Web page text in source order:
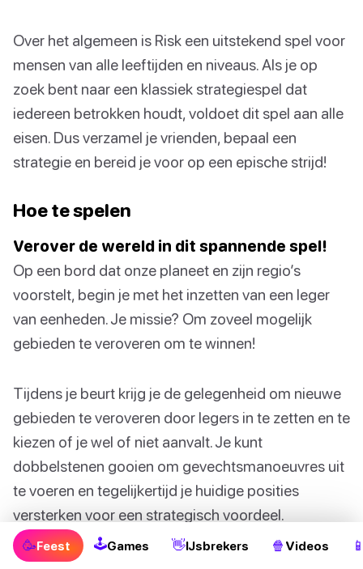
Over het algemeen is Risk een uitstekend spel voor
mensen van alle leeftijden en niveaus. Als je op
zoek bent naar een klassiek strategiespel dat
iedereen betrokken houdt, voldoet dit spel aan alle
eisen. Dus verzamel je vrienden, bepaal een
strategie en bereid je voor op een epische strijd!
Hoe te spelen
Verover de wereld in dit spannende spel!
Op een bord dat onze planeet en zijn regio’s
voorstelt, begin je met het inzetten van een leger
van eenheden. Je missie? Om zoveel mogelijk
gebieden te veroveren om te winnen!
Tijdens je beurt krijg je de gelegenheid om nieuwe
gebieden te veroveren door legers in te zetten en te
kiezen of je wel of niet aanvalt. Je kunt
dobbelstenen gooien om gevechtsmanoeuvres uit
te voeren en tegelijkertijd je huidige posities
versterken voor een strategisch voordeel.
Je kunt ook allianties vormen met andere spelers
🥳Feest 🕹Games 👋IJsbrekers 🍿 Videos